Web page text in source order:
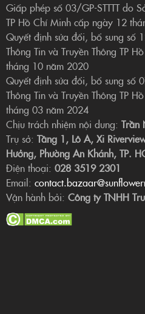
Giấp phép số 03/GP-STTTT do
TP Hồ Chí Minh cấp ngày 12
Quyết định sửa đổi, bổ sung số
Thông Tin và Truyền Thông TP
tháng 10 năm 2020
Quyết định sửa đổi, bổ sung số
Thông Tin và Truyền Thông TP
tháng 03 năm 2024
Chịu trách nhiệm nội dung: Trần
Trụ sở: Tầng 1, Lô A, Xi
Hưởng, Phường An Khánh, TP.
Điện thoại: 028 3519 2301
Email:
Vận hành bởi: Công ty TNHH